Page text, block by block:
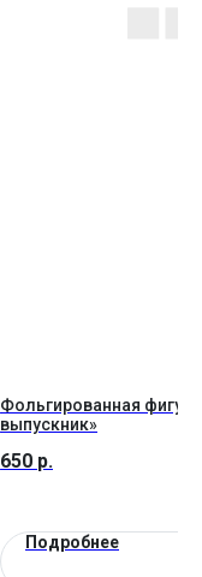
Фольгированная
выпускник»
650 р.
Подробнее